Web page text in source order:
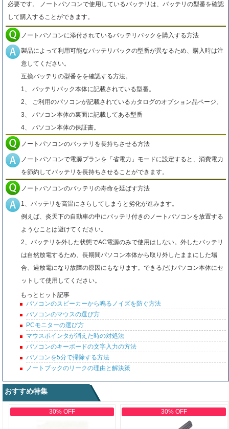
必要です。 ノートパソコンで使用しているバッテリは、バッテリの型番を確認
して購入することができます。
ノートパソコンに添付されているバッテリパックを購入する方法
製品によって利用可能なバッテリパックの型番が異なるため、購入時は注
意してください。
互換バッテリの型番をを確認する方法。
1、 バッテリパック本体に記載されている型番。
2、 ご利用のパソコンが記載されているカタログのオプション品ページ。
3、 パソコン本体の裏面に記載してある型番
4、 パソコン本体の保証書。
ノートパソコンのバッテリを長持ちさせる方法
ノートパソコンで電源プランを「省電力」モードに設定すると、消費電力
を節約してバッテリを長持ちさせることができます。
ノートパソコンのバッテリの寿命を延ばす方法
1、バッテリを高温にさらしてしまうと劣化が進みます。
例えば、炎天下の自動車の中にバッテリ付きのノートパソコンを放置する
ようなことは避けてください。
2、バッテリを外した状態でAC電源のみで使用はしない。外したバッテリ
は自然放電するため、長期間パソコン本体から取り外したままにした場
合、過放電になり故障の原因にもなります。できるだけパソコン本体にセ
ットして使用してください。
もっとヒット記事
パソコンのスピーカーから鳴るノイズを防ぐ方法
パソコンのマウスの選び方
PCモニターの選び方
マウスポインタが消えた時の対処法
パソコンのキーボードの文字入力の方法
パソコンを5分で掃除する方法
ノートブックのリークの理由と解決策
おすすめ特集
30% OFF 30% OFF